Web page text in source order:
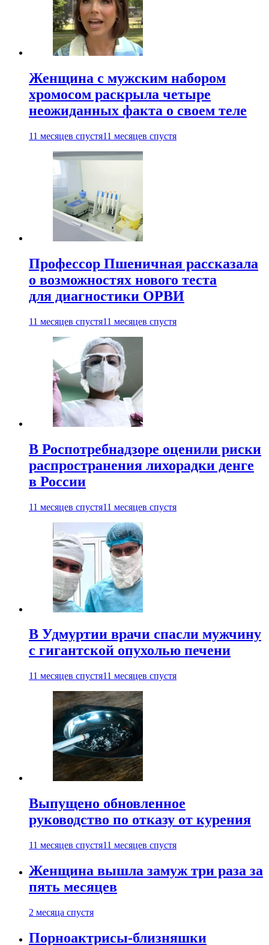
Женщина с мужским набором
хромосом раскрыла четыре
неожиданных факта о своем теле
11 месяцев спустя11 месяцев спустя
Профессор Пшеничная рассказала
о возможностях нового теста
для диагностики ОРВИ
11 месяцев спустя11 месяцев спустя
В Роспотребнадзоре оценили риски
распространения лихорадки денге
в России
11 месяцев спустя11 месяцев спустя
В Удмуртии врачи спасли мужчину
с гигантской опухолью печени
11 месяцев спустя11 месяцев спустя
Выпущено обновленное
руководство по отказу от курения
11 месяцев спустя11 месяцев спустя
Женщина вышла замуж три раза за
пять месяцев
2 месяца спустя
Порноактрисы-близняшки